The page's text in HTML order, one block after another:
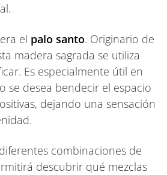
el palo santo. Originario de
madera sagrada se utiliza
Es especialmente útil en
se desea bendecir el espacio
dejando una sensación
combinaciones de
descubrir qué mezclas